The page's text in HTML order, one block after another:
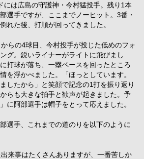
には広島の守護神・今村猛投手。残り1本
選手ですが、ここまでノーヒット。3番・
れた後、打順が回ってきました。
らの4球目、今村投手が投じた低めのフォ
グ。鋭いライナーがライトに飛びまし
打球が落ち、一塁ベースを回ったところ
を浮かべました。「ほっとしています。
したから」と笑顔で記念の1打を振り返り
らも大きな拍手と歓声が起きました。予
に阿部選手は帽子をとって応えました。
選手、これまでの道のりを以下のように
出来事はたくさんありますが、一番苦しか